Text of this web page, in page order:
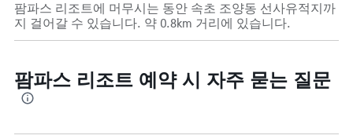
팜파스 리조트에 머무시는 동안 속초 조양동 선사유적지까
지 걸어갈 수 있습니다. 약 0.8km 거리에 있습니다.
팜파스 리조트 예약 시 자주 묻는 질문